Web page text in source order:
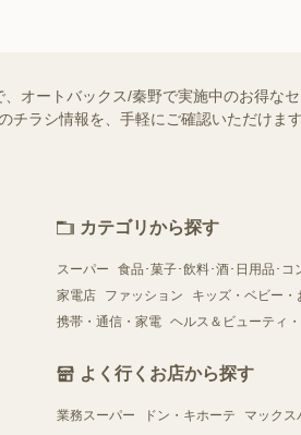
オートバックス/秦野で実施中のお得な
ラシ情報を、手軽にご確認いただけま
カテゴリから探す
スーパー
食品･菓子･飲料･酒･日用品･コ
家電店
ファッション
キッズ・ベビー・
携帯・通信・家電 ヘルス＆ビューティ
よく行くお店から探す
業務スーパー ドン・キホーテ
マックス